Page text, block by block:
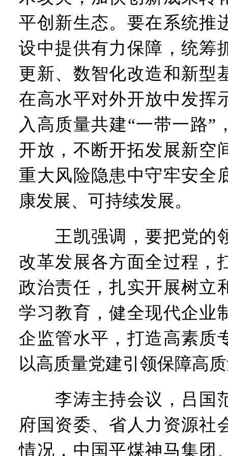
平创新生态。要在系统推
设中提供有力保障，统筹
更新、数智化改造和新型
在高水平对外开放中发挥
入高质量共建“一带一路”
开放，不断开拓发展新空
重大风险隐患中守牢安全
康发展、可持续发展。
王凯强调，要把党的
改革发展各方面全过程，
政治责任，扎实开展树立
学习教育，健全现代企业
企监管水平，打造高素质
以高质量党建引领保障高
李涛主持会议，吕国
府国资委、省人力资源社
情况，中国平煤神马集团